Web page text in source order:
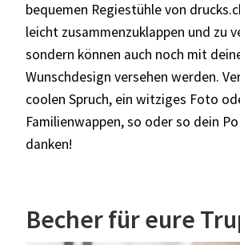
bequemen Regiestühle von
leicht zusammenzuklappen und zu
sondern können auch noch mit
Wunschdesign versehen werden.
coolen Spruch, ein witziges Foto
Familienwappen, so oder so dein
danken!
Becher für eure